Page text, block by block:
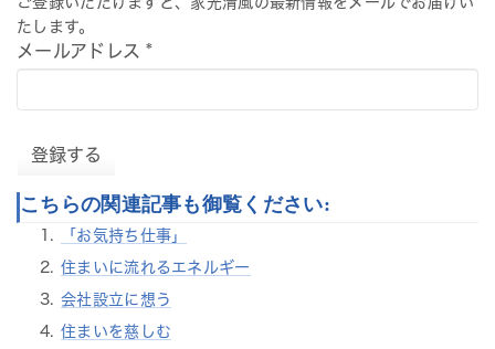
たします。
メールアドレス*
こちらの関連記事も御覧ください:
「お気持ち仕事」
住まいに流れるエネルギー
会社設立に想う
住まいを慈しむ